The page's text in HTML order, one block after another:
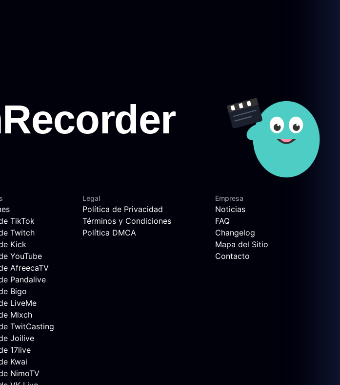
TikTok
Twitch
Kick
YouTube
AfreecaTV
Pandalive
Bigo
LiveMe
Mixch
TwitCasting
Joilive
17live
Kwai
NimoTV
Legal
Política de Privacidad
Términos y Condiciones
Política DMCA
Empresa
Noticias
FAQ
Changelog
Mapa del Sitio
Contacto